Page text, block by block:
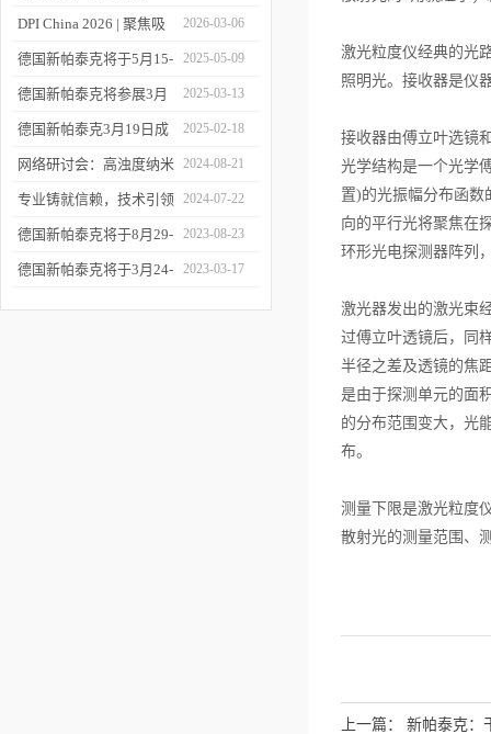
大会
测？德国新帕泰克邀您共
赴CIBF2026
DPI China 2026 | 聚焦吸
入制剂前沿，共探技术创
新之路
2026-03-06
德国新帕泰克将于5月15-
17日参加深圳CIBF电池
展
2025-05-09
德国新帕泰克将参展3月
20-21日成都CPI制药工业
大会
2025-03-13
德国新帕泰克3月19日成
都粒度与粒形分析研讨会
诚邀参与
2025-02-18
网络研讨会：高浊度纳米
颗粒分散体系中的粒度分
析
2024-08-21
专业铸就信赖，技术引领
未来——新帕泰克中国20
周年
2024-07-22
德国新帕泰克将于8月29-
31日参加Formnext 2023
2023-08-23
德国新帕泰克将于3月24- 2023-03-17
激光粒度仪经典的光
照明光。接收器是仪
接收器由傅立叶选镜
光学结构是一个光学
置)的光振幅分布函数
向的平行光将聚焦在
环形光电探测器阵列
激光器发出的激光束
过傅立叶透镜后，同
半径之差及透镜的焦
是由于探测单元的面
的分布范围变大，光
布。
测量下限是激光粒度
散射光的测量范围、
上一篇： 新帕泰克：